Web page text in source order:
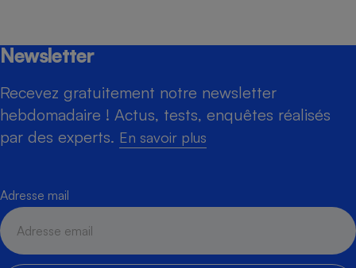
Newsletter
Recevez gratuitement notre newsletter
hebdomadaire ! Actus, tests, enquêtes réalisés
par des experts. En savoir plus
Adresse mail